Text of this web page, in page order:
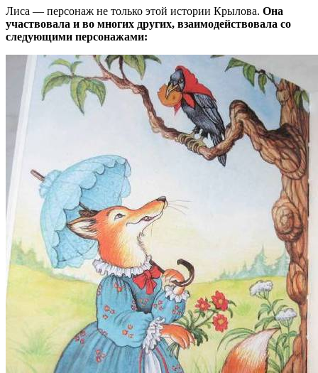
Лиса — персонаж не только этой истории Крылова. Она
участвовала и во многих других, взаимодействовала со
следующими персонажами: